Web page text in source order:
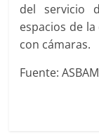
del servicio
espacios de
con cámaras.
Fuente: